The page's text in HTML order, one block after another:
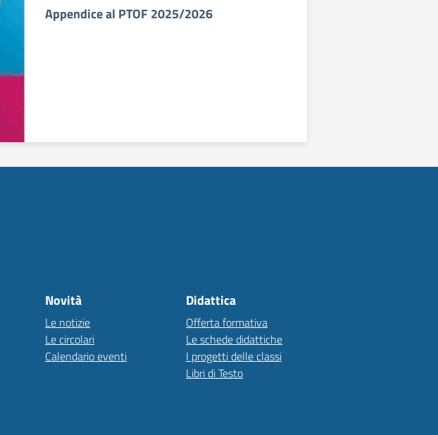
Appendice al PTOF 2025/2026
Novità
Le notizie
Le circolari
Calendario eventi
Didattica
Offerta formativa
Le schede didattiche
I progetti delle classi
Libri di Testo